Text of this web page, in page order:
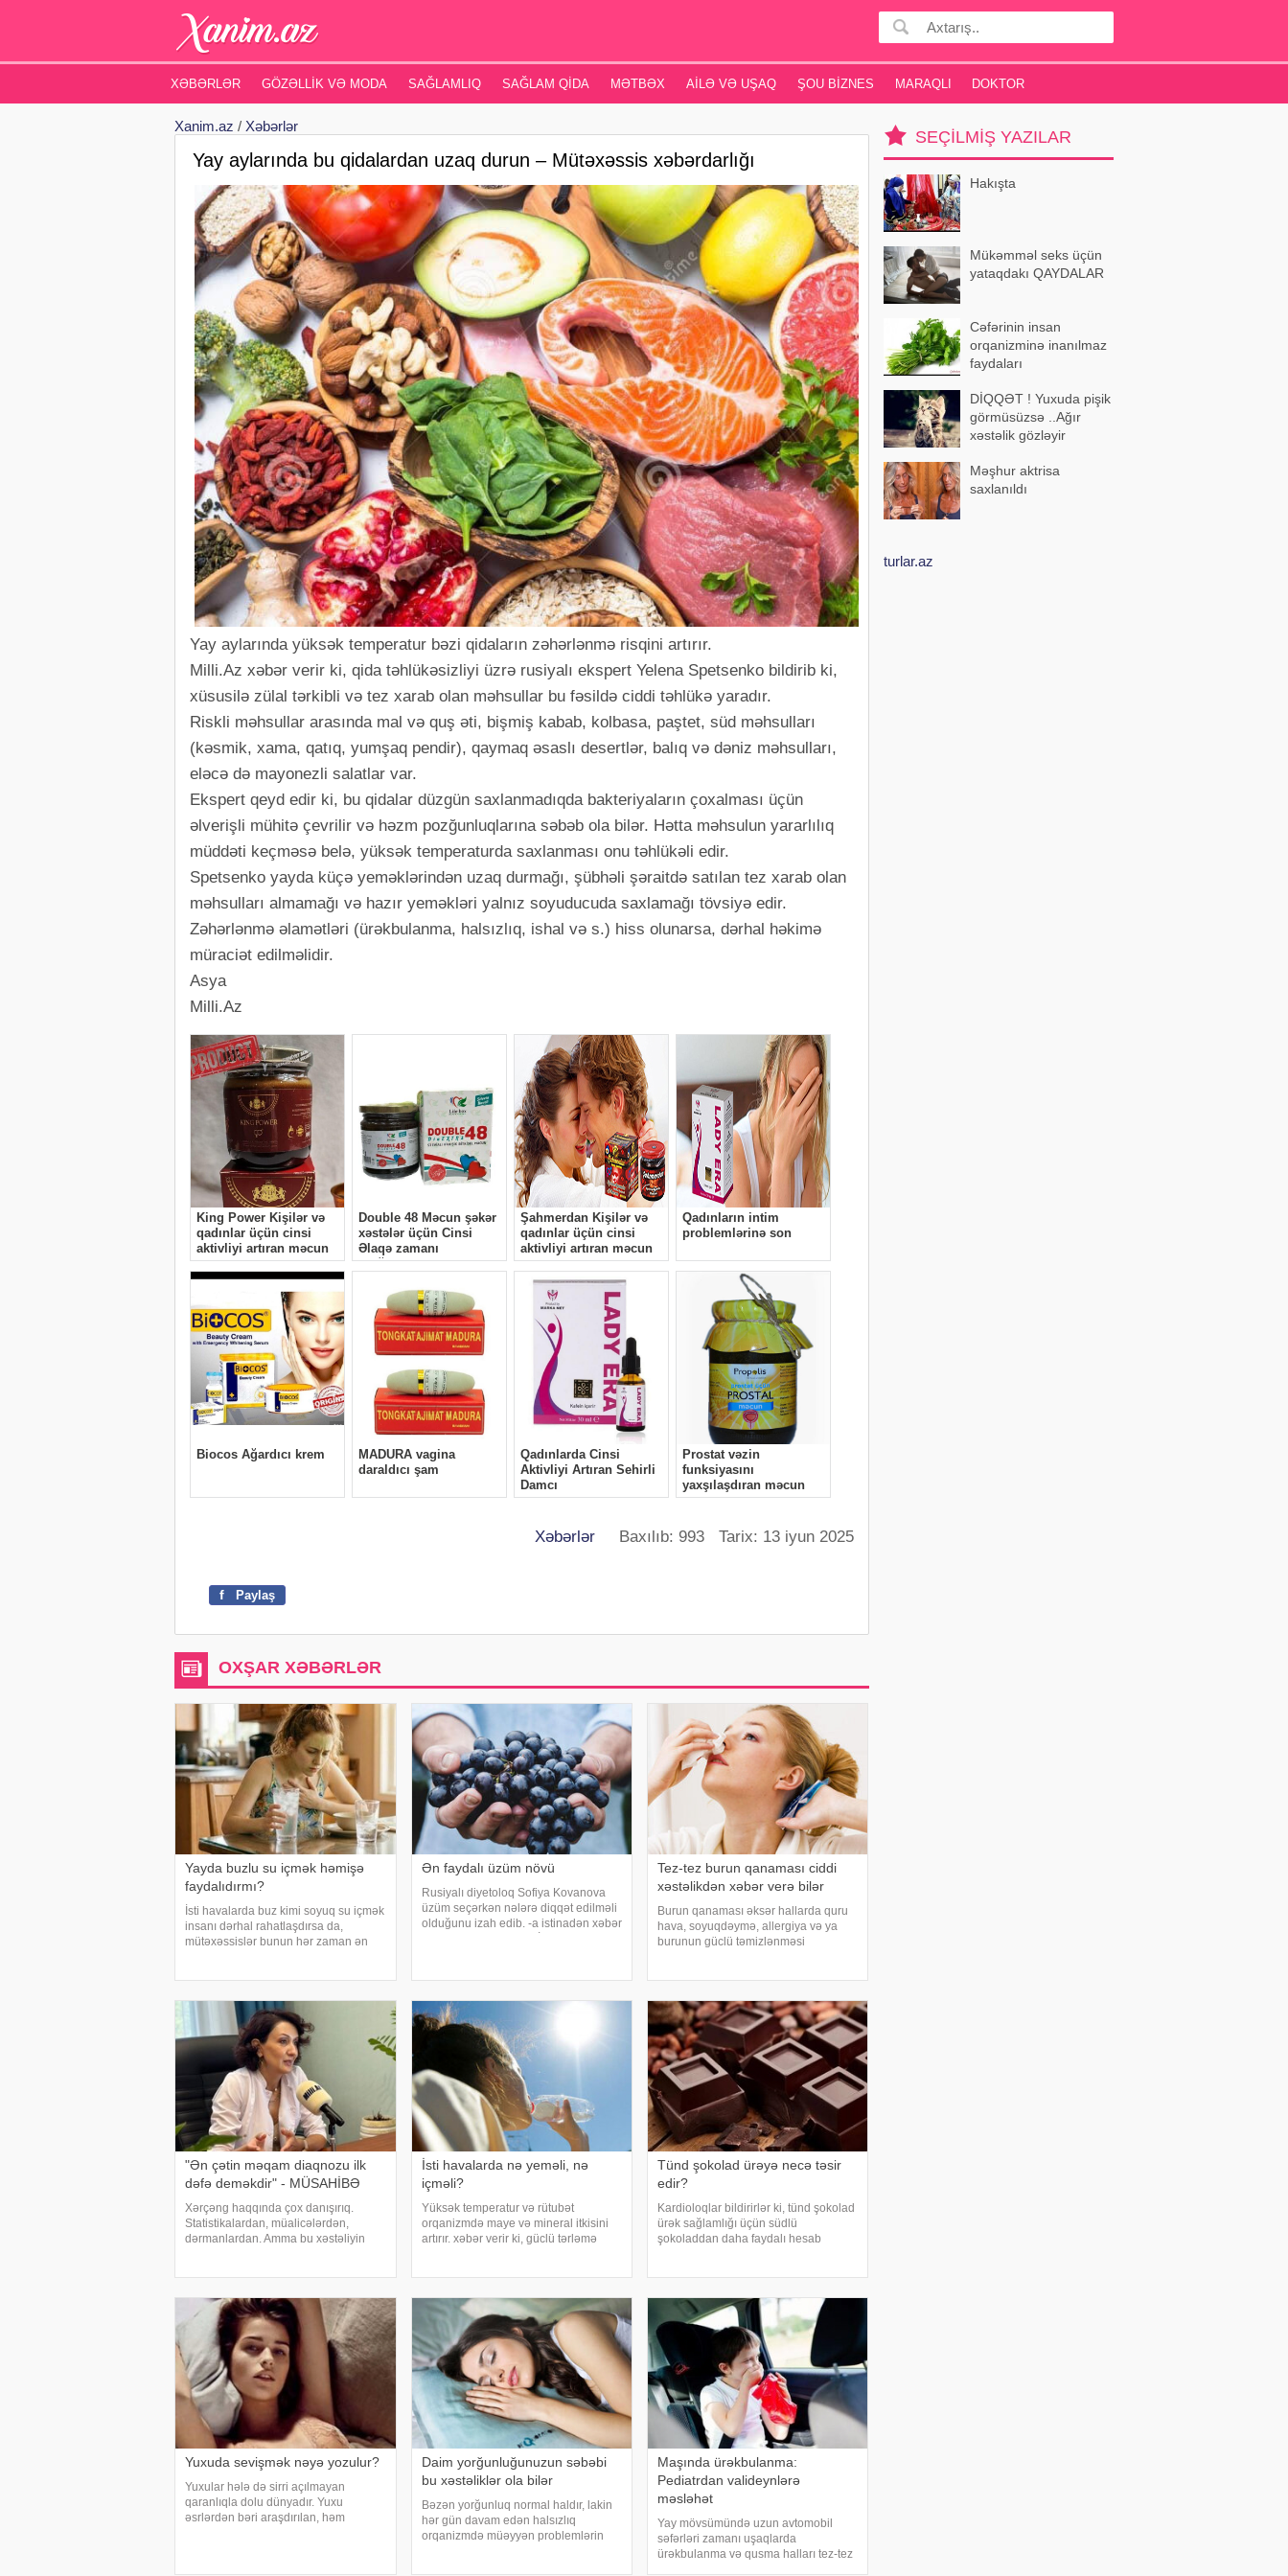
XƏBƏRLƏR GÖZƏLLIK VƏ MODA SAĞLAMLIQ SAĞLAM QIDA MƏTBƏX AILƏ VƏ UŞAQ ŞOU BIZNES MARAQLI DOKTOR
Xanim.az / Xəbərlər
Yay aylarında bu qidalardan uzaq durun – Mütəxəssis xəbərdarlığı
Yay aylarında yüksək temperatur bəzi qidaların zəhərlənmə risqini artırır.
Milli.Az xəbər verir ki, qida təhlükəsizliyi üzrə rusiyalı ekspert Yelena Spetsenko bildirib ki,
xüsusilə zülal tərkibli və tez xarab olan məhsullar bu fəsildə ciddi təhlükə yaradır.
Riskli məhsullar arasında mal və quş əti, bişmiş kabab, kolbasa, paştet, süd məhsulları
(kəsmik, xama, qatıq, yumşaq pendir), qaymaq əsaslı desertlər, balıq və dəniz məhsulları,
eləcə də mayonezli salatlar var.
Ekspert qeyd edir ki, bu qidalar düzgün saxlanmadıqda bakteriyaların çoxalması üçün
əlverişli mühitə çevrilir və həzm pozğunluqlarına səbəb ola bilər. Hətta məhsulun yararlılıq
müddəti keçməsə belə, yüksək temperaturda saxlanması onu təhlükəli edir.
Spetsenko yayda küçə yeməklərindən uzaq durmağı, şübhəli şəraitdə satılan tez xarab olan
məhsulları almamağı və hazır yeməkləri yalnız soyuducuda saxlamağı tövsiyə edir.
Zəhərlənmə əlamətləri (ürəkbulanma, halsızlıq, ishal və s.) hiss olunarsa, dərhal həkimə
müraciət edilməlidir.
Asya
Milli.Az
Xəbərlər Baxılıb: 993 Tarix: 13 iyun 2025
f Paylaş
OXŞAR XƏBƏRLƏR
Yayda buzlu su içmək həmişə
faydalıdırmı?
İsti havalarda buz kimi soyuq su içmək
insanı dərhal rahatlaşdırsa da,
mütəxəssislər bunun hər zaman ən
qədə
Ən faydalı üzüm növü
Rusiyalı diyetoloq Sofiya Kovanova
üzüm seçərkən nələrə diqqət edilməli
olduğunu izah edib. -a istinadən xəbər
Tez-tez burun qanaması ciddi
xəstəlikdən xəbər verə bilər
Burun qanaması əksər hallarda quru
hava, soyuqdəymə, allergiya və ya
burunun güclü təmizlənməsi
dayanırsa, mütlə
"Ən çətin məqam diaqnozu ilk
dəfə deməkdir" - MÜSAHİBƏ
Xərçəng haqqında çox danışırıq.
Statistikalardan, müalicələrdən,
dərmanlardan. Amma bu xəstəliyin
Elə buna gör
İsti havalarda nə yeməli, nə
içməli?
Yüksək temperatur və rütubət
orqanizmdə maye və mineral itkisini
artırır. xəbər verir ki, güclü tərləmə
hallara səbəb ol
Tünd şokolad ürəyə necə təsir
edir?
Kardioloqlar bildirirlər ki, tünd şokolad
ürək sağlamlığı üçün südlü
şokoladdan daha faydalı hesab
bildirir ki
Yuxuda sevişmək nəyə yozulur?
Yuxular hələ də sirri açılmayan
qaranlıqla dolu dünyadır. Yuxu
əsrlərdən bəri araşdırılan, həm
Daim yorğunluğunuzun səbəbi
bu xəstəliklər ola bilər
Bəzən yorğunluq normal haldır, lakin
hər gün davam edən halsızlıq
orqanizmdə müəyyən problemlərin
Maşında ürəkbulanma:
Pediatrdan valideynlərə
məsləhət
Yay mövsümündə uzun avtomobil
səfərləri zamanı uşaqlarda
ürəkbulanma və qusma halları tez-tez
SEÇILMIŞ YAZILAR
Hakışta
Mükəmməl seks üçün
yataqdakı QAYDALAR
Cəfərinin insan
orqanizminə inanılmaz
faydaları
DİQQƏT ! Yuxuda pişik
görmüsüzsə ..Ağır
xəstəlik gözləyir
Məşhur aktrisa
saxlanıldı
turlar.az